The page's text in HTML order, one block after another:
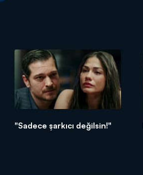
"Sadece şarkıcı değilsin!"